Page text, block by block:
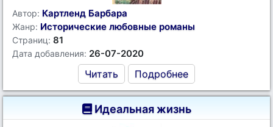
Автор: Картленд Барбара
Жанр: Исторические любовные романы
Страниц: 81
Дата добавления: 26-07-2020
Читать Подробнее
Идеальная жизнь